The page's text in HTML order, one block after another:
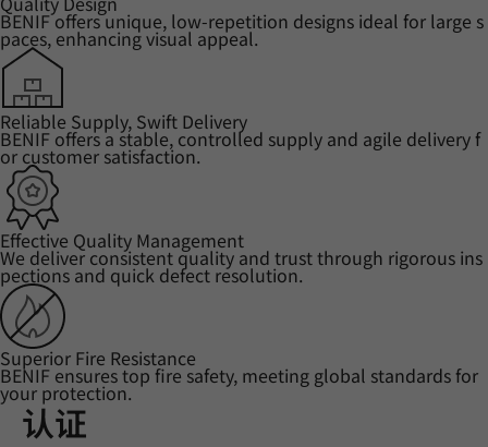
BENIF offers unique, low-repetition designs ideal for large s
paces, enhancing visual appeal.
Reliable Supply, Swift Delivery
BENIF offers a stable, controlled supply and agile delivery f
or customer satisfaction.
Effective Quality Management
We deliver consistent quality and trust through rigorous ins
pections and quick defect resolution.
Superior Fire Resistance
BENIF ensures top fire safety, meeting global standards for
your protection.
认证